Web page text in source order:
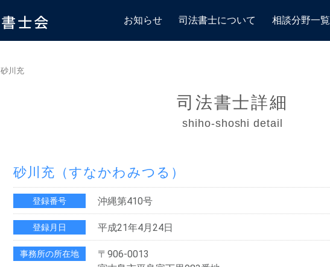
お知らせ 司法書士について 相談分野一覧
砂川充
司法書士詳細
shiho-shoshi detail
砂川充 （すなかわみつる）
登録番号 沖縄第410号
登録月日 平成21年4月24日
事務所の所在地
〒906-0013